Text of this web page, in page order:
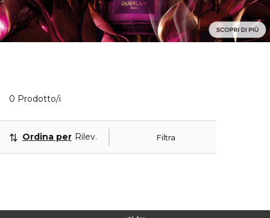
0 Prodotto/i
Filtra
Ordina per Rilevanza